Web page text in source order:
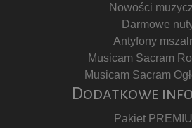
Nowości
Darmowe
Antyfony
Musicam Sacram
Musicam Sacram
Dodatkowe
Pakiet